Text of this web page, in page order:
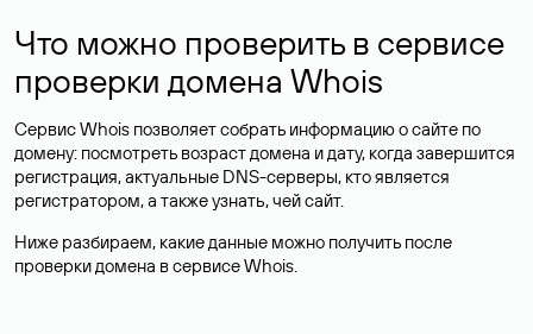
Что можно проверить в сервисе
проверки домена Whois
Сервис Whois позволяет собрать информацию о сайте по
домену: посмотреть возраст домена и дату, когда завершится
регистрация, актуальные DNS-серверы, кто является
регистратором, а также узнать, чей сайт.
Ниже разбираем, какие данные можно получить после
проверки домена в сервисе Whois.